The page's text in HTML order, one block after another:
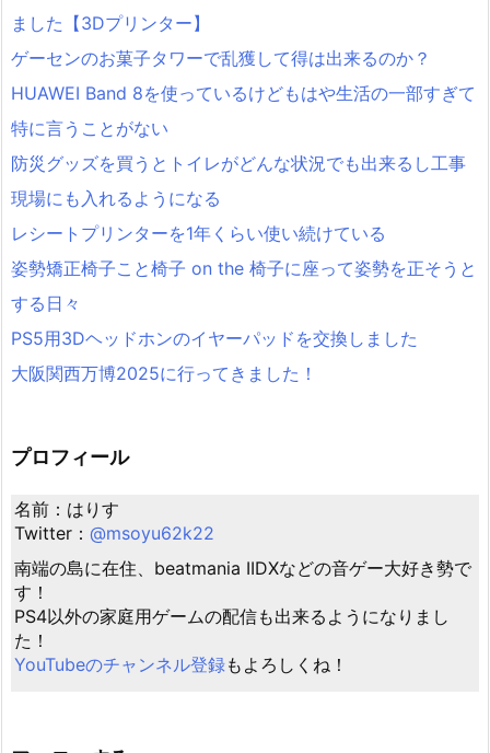
ました【3Dプリンター】
ゲーセンのお菓子タワーで乱獲して得は出来るのか？
HUAWEI Band 8を使っているけどもはや生活の一部すぎて
特に言うことがない
防災グッズを買うとトイレがどんな状況でも出来るし工事
現場にも入れるようになる
レシートプリンターを1年くらい使い続けている
姿勢矯正椅子こと椅子 on the 椅子に座って姿勢を正そうと
する日々
PS5用3Dヘッドホンのイヤーパッドを交換しました
大阪関西万博2025に行ってきました！
プロフィール
名前：はりす
Twitter： @msoyu62k22
南端の島に在住、beatmania IIDXなどの音ゲー大好き勢で
す！
PS4以外の家庭用ゲームの配信も出来るようになりまし
た！
YouTubeのチャンネル登録もよろしくね！